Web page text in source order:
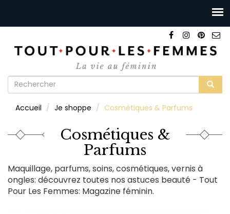
Formulaire
recherche
Accueil Je shoppe Cosmétiques & Parfums
Cosmétiques &
Parfums
Maquillage, parfums, soins, cosmétiques, vernis à
ongles: découvrez toutes nos astuces beauté - Tout
Pour Les Femmes: Magazine féminin.